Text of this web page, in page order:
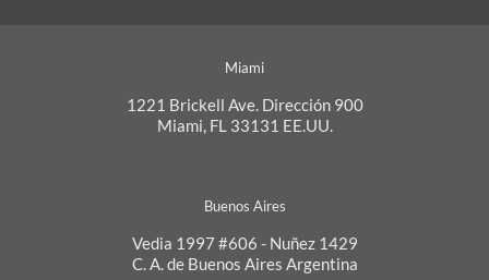
Miami
1221 Brickell Ave. Dirección 900
Miami, FL 33131 EE.UU.
Buenos Aires
Vedia 1997 #606 - Nuñez 1429
C. A. de Buenos Aires Argentina